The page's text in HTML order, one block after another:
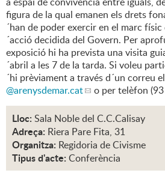
figura de la qual emanen els drets
´han de poder exercir en el marc
´acció decidida del Govern. Per
exposició hi ha prevista una visita
´abril a les 7 de la tarda. Si voleu
´hi prèviament a través d´un correu
@arenysdemar.cat
o per telèfon
Lloc: Sala Noble del C.C.Calisay
Adreça: Riera Pare Fita, 31
Organitza: Regidoria de Civisme
Tipus d'acte: Conferència